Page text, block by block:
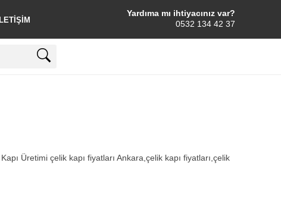
İLETIŞIM
Yardıma mı ihtiyacınız var?
0532 134 42 37
Üretimi çelik kapı fiyatları Ankara,çelik kapı fiyatları,çelik